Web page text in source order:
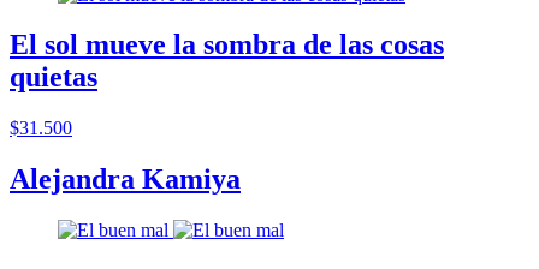
El sol mueve la sombra de las cosas
quietas
$31.500
Alejandra Kamiya